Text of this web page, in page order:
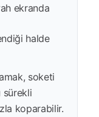
ekranda
halde
soketi
sürekli
koparabilir.